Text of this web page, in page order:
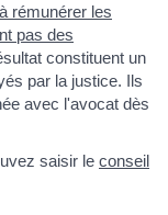
rémunérer les
pas des
constituent un
par la justice. Ils
avec l'avocat dès
saisir le conseil